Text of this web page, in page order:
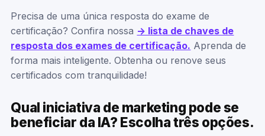
Precisa de uma única resposta do exame de
certificação? Confira nossa -> lista de chaves de
resposta dos exames de certificação. Aprenda de
forma mais inteligente. Obtenha ou renove seus
certificados com tranquilidade!
Qual iniciativa de marketing pode se
beneficiar da IA? Escolha três opções.